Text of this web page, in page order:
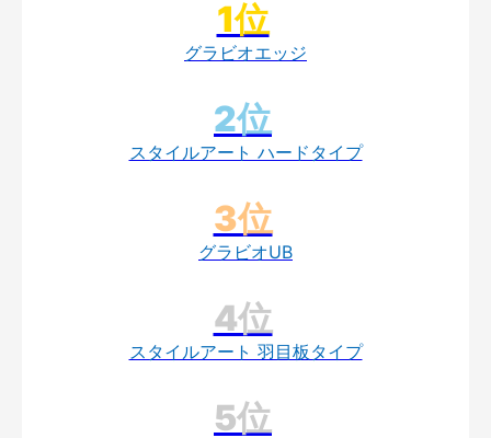
グラビオエッジ
スタイルアート ハードタイプ
グラビオUB
スタイルアート 羽目板タイプ